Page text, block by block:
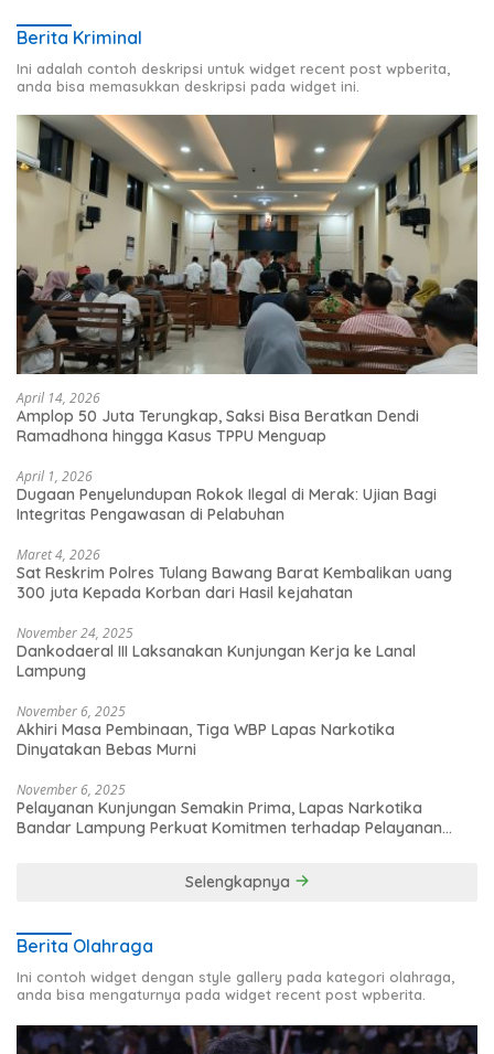
Berita Kriminal
Ini adalah contoh deskripsi untuk widget recent post wpberita,
anda bisa memasukkan deskripsi pada widget ini.
April 14, 2026
Amplop 50 Juta Terungkap, Saksi Bisa Beratkan Dendi
Ramadhona hingga Kasus TPPU Menguap
April 1, 2026
Dugaan Penyelundupan Rokok Ilegal di Merak: Ujian Bagi
Integritas Pengawasan di Pelabuhan
Maret 4, 2026
Sat Reskrim Polres Tulang Bawang Barat Kembalikan uang
300 juta Kepada Korban dari Hasil kejahatan
November 24, 2025
Dankodaeral III Laksanakan Kunjungan Kerja ke Lanal
Lampung
November 6, 2025
Akhiri Masa Pembinaan, Tiga WBP Lapas Narkotika
Dinyatakan Bebas Murni
November 6, 2025
Pelayanan Kunjungan Semakin Prima, Lapas Narkotika
Bandar Lampung Perkuat Komitmen terhadap Pelayanan
Selengkapnya
Berita Olahraga
Ini contoh widget dengan style gallery pada kategori olahraga,
anda bisa mengaturnya pada widget recent post wpberita.